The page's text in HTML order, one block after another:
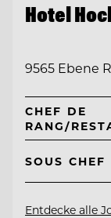
Hotel
9565 Ebene
CHEF DE
RANG/
SOUS CHEF
Entdecke alle